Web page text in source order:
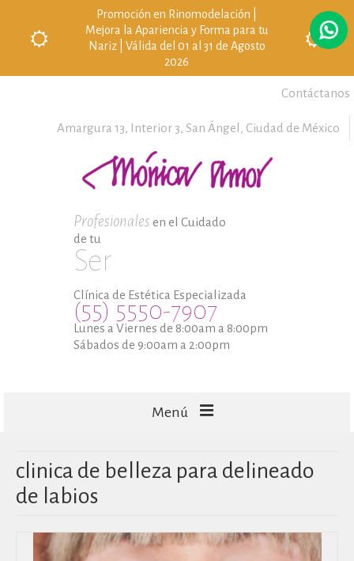
Promoción en Rinomodelación |
Mejora la Apariencia y Forma para tu
Nariz | Válida del 01 al 31 de Agosto
2026
Contáctanos
Amargura 13, Interior 3, San Ángel, Ciudad de México
Profesionales en el Cuidado
de tu
Ser
Clínica de Estética Especializada
(55) 5550-7907
Lunes a Viernes de 8:00am a 8:00pm
Sábados de 9:00am a 2:00pm
Menú
TECNOLOGÍA
clinica de belleza para delineado
de labios